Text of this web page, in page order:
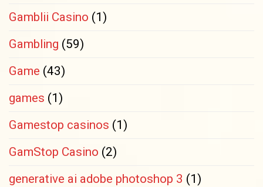
Gamblii Casino (1)
Gambling (59)
Game (43)
games (1)
Gamestop casinos (1)
GamStop Casino (2)
generative ai adobe photoshop 3 (1)